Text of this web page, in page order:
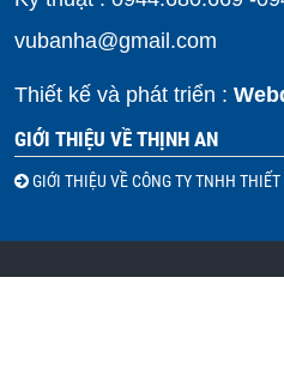
vubanha@gmail.com
Thiết kế và phát triển :
GIỚI THIỆU VỀ THỊNH AN
GIỚI THIỆU VỀ CÔNG TY TNHH